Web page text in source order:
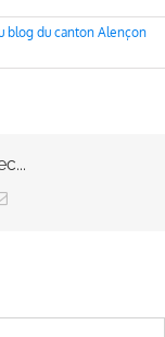
blog du canton Alençon
Email